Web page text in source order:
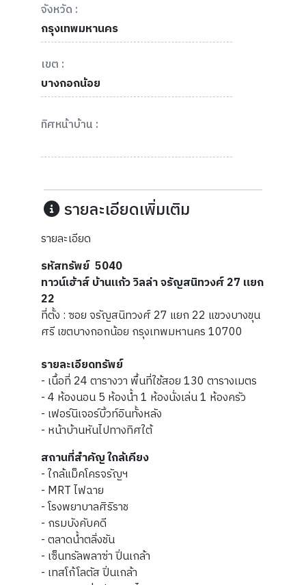
จังหวัด :
กรุงเทพมหานคร
เขต :
บางกอกน้อย
ทิศหน้าบ้าน :
รายละเอียดเพิ่มเติม
รายละเอียด
รหัสทรัพย์5040
ทาวน์เฮ้าส์ บ้านแก้ว วิลล่า จรัญสนิทวงศ์ 27 แยก
22
ที่ตั้ง : ซอย จรัญสนิทวงศ์ 27 แยก 22 แขวงบางขุน
ศรี เขตบางกอกน้อย กรุงเทพมหานคร 10700
รายละเอียดทรัพย์
- เนื้อที่ 24 ตารางวา พื้นที่ใช้สอย 130 ตารางเมตร
- 4 ห้องนอน 5 ห้องน้ำ 1 ห้องนั่งเล่น 1 ห้องครัว
- เฟอร์นิเจอร์บิ้วท์อินทั้งหลัง
- หน้าบ้านหันไปทางทิศใต้
สถานที่สำคัญ ใกล้เคียง
- ใกล้แม็คโครจรัญฯ
- MRT ไฟฉาย
- โรงพยาบาลศิริราช
- กรมบังคับคดี
- ตลาดน้ำตลิ่งชัน
- เซ็นทรัลพลาซ่า ปิ่นเกล้า
- เทสโก้โลตัส ปิ่นเกล้า